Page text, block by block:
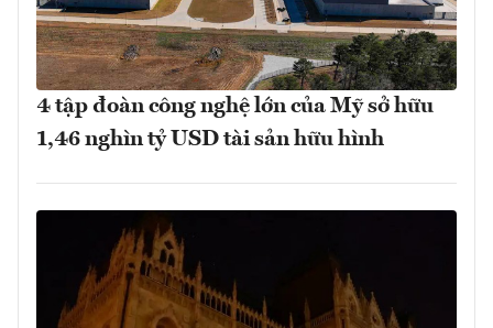
4 tập đoàn công nghệ lớn của Mỹ sở hữu
1,46 nghìn tỷ USD tài sản hữu hình